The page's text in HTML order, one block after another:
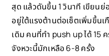
สุด แล้วดันขึ้น 1 วินาที เขียนย่
อยู่ใต้แรงต้านต่อเซ็ตเพิ่มขึ้นเ
เดิม คนที่ทำ push up ได้ 15
จังหวะนี้มักเหลือ 6-8 ครั้ง